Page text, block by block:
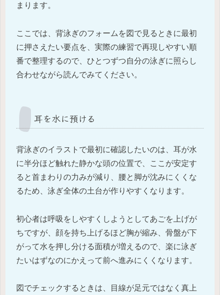
まります。
ここでは、背泳ぎのフォームを図で見るときに最初
に押さえたい要点を、実際の練習で再現しやすい順
番で整理するので、ひとつずつ自分の泳ぎに照らし
合わせながら読んでみてください。
耳を水に預ける
背泳ぎのイラストで最初に確認したいのは、耳が水
に半分ほど触れた静かな頭の位置で、ここが安定す
ると首まわりの力みが減り、腰と脚が沈みにくくな
るため、泳ぎ全体の土台が作りやすくなります。
初心者は呼吸をしやすくしようとしてあごを上げが
ちですが、顔を持ち上げるほど胸が縮み、骨盤が下
がって水を押し分ける面積が増えるので、楽に泳ぎ
たいはずなのにかえって前へ進みにくくなります。
図でチェックするときは、目線が足元ではなく真上